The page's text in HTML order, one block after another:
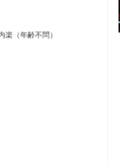
楽（年齢不問）